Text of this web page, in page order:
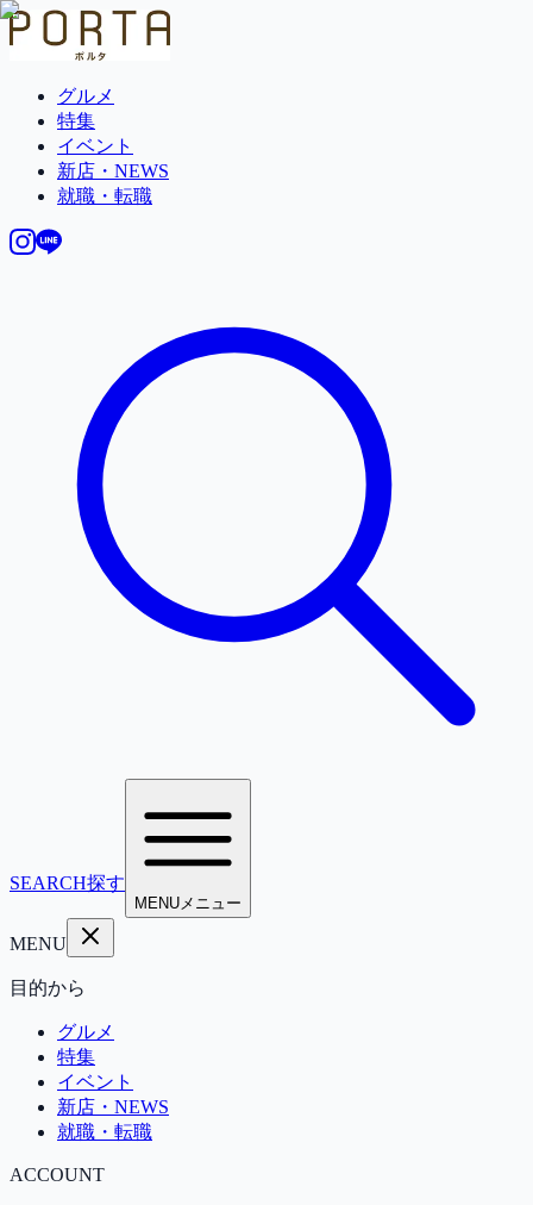
グルメ
特集
イベント
新店・NEWS
就職・転職
SEARCH探す
MENUメニュー
MENU
目的から
グルメ
特集
イベント
新店・NEWS
就職・転職
ACCOUNT